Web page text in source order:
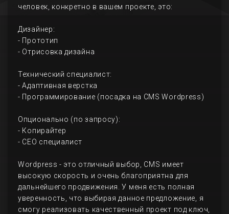
человек, конкретно в вашем проекте, это:
Дизайнер:
- Прототип
- Отрисовка дизайна
Технический специалист:
- Адаптивная верстка
- Программирование (посадка на CMS Wordpress)
Опционально (по запросу):
- Копирайтер
- СЕО специалист
Wordpress - это отличный выбор, CMS имеет
высокую скорость и очень благоприятна для
дальнейшего продвижения. У меня есть полная
уверенность, что выбирая данное предложение, я
смогу реализовать качественный проект под ключ,